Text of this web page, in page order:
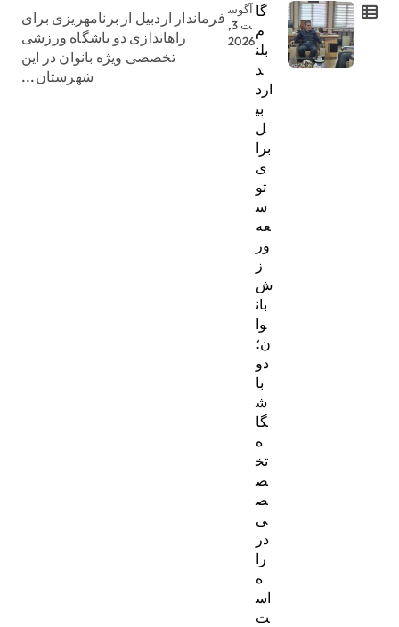
گا
م
بلن
د
ارد
بی
ل
برا
ی
تو
س
عه
ور
ز
ش
بان
وا
ن؛
دو
با
ش
گا
ه
تخ
ص
ص
ی
در
را
ه
اس
ت
آگوس
ت 3,
2026
فرماندار اردبیل از برنامهریزی برای
راهاندازی دو باشگاه ورزشی
تخصصی ویژه بانوان در این
شهرستان...